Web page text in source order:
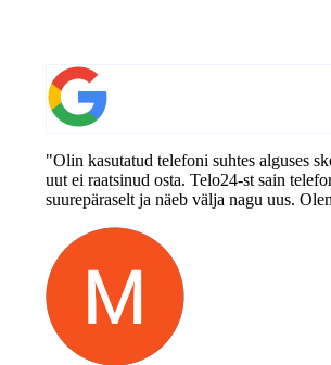
"Olin kasutatud telefoni suhtes alguses
uut ei raatsinud osta. Telo24-st sain
suurepäraselt ja näeb välja nagu uus.